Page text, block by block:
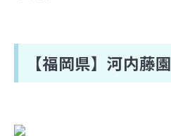
【福岡県】河内藤園